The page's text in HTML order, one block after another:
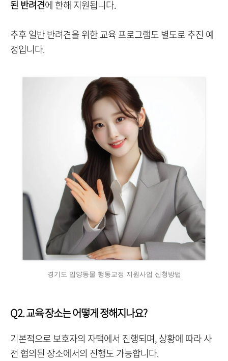
된 반려견에 한해 지원됩니다.
추후 일반 반려견을 위한 교육 프로그램도 별도로 추진 예
정입니다.
경기도 입양동물 행동교정 지원사업 신청방법
Q2. 교육 장소는 어떻게 정해지나요?
기본적으로 보호자의 자택에서 진행되며, 상황에 따라 사
전 협의된 장소에서의 진행도 가능합니다.